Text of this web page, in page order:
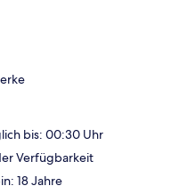
bis: 00:30 Uhr
Verfügbarkeit
18 Jahre